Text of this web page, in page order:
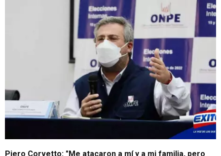
Piero Corvetto: "Me atacaron a mí y a mi familia, pero